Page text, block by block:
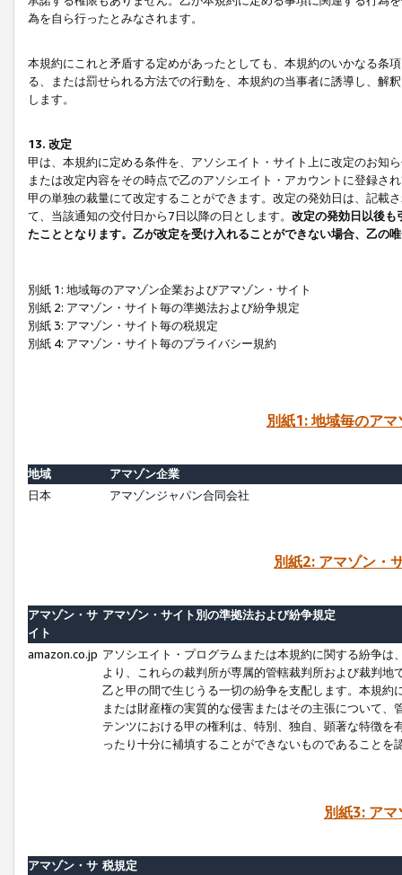
為を自ら行ったとみなされます。
本規約にこれと矛盾する定めがあったとしても、本規約のいかなる条
る、または罰せられる方法での行動を、本規約の当事者に誘導し、解
します。
13. 改定
甲は、本規約に定める条件を、アソシエイト・サイト上に改定のお知
または改定内容をその時点で乙のアソシエイト・アカウントに登録さ
甲の単独の裁量にて改定することができます。改定の発効日は、記載
て、当該通知の交付日から7日以降の日とします。 改定の発効日以後も
たこととなります。乙が改定を受け入れることができない場合、乙の
別紙 1: 地域毎のアマゾン企業およびアマゾン・サイト
別紙 2: アマゾン・サイト毎の準拠法および紛争規定
別紙 3: アマゾン・サイト毎の税規定
別紙 4: アマゾン・サイト毎のプライバシー規約
別紙1: 地域毎のア
地域
アマゾン企業
日本
アマゾンジャパン合同会社
別紙2: アマゾン・
アマゾン・サ
イト
アマゾン・サイト別の準拠法および紛争規定
amazon.co.jp アソシエイト・プログラムまたは本規約に関する紛争
より、これらの裁判所が専属的管轄裁判所および裁判
乙と甲の間で生じうる一切の紛争を支配します。本規
または財産権の実質的な侵害またはその主張について
テンツにおける甲の権利は、特別、独自、顕著な特徴
ったり十分に補填することができないものであることを
別紙3: ア
アマゾン・サ 税規定